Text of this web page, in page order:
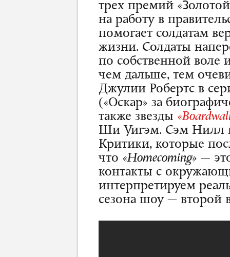
трех премий «Золотой
на работу в
помогает солдатам
жизни. Солдаты
по собственной
чем дальше, тем
Джулии Робертс в
(«Оскар» за
также звезды
Ши Уигэм. Сэм Нилл
Критики, которые
что «Homecoming» —
контакты с
интерпретируем
сезона шоу — второй